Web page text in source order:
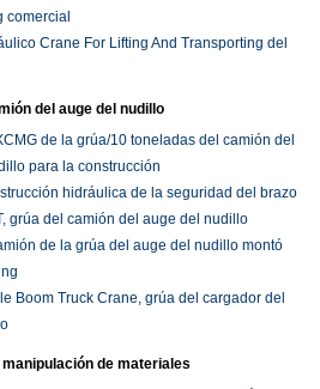
comercial
Crane For Lifting And Transporting del
del auge del nudillo
de la grúa/10 toneladas del camión del
para la construcción
hidráulica de la seguridad del brazo
grúa del camión del auge del nudillo
de la grúa del auge del nudillo montó
Boom Truck Crane, grúa del cargador del
de materiales